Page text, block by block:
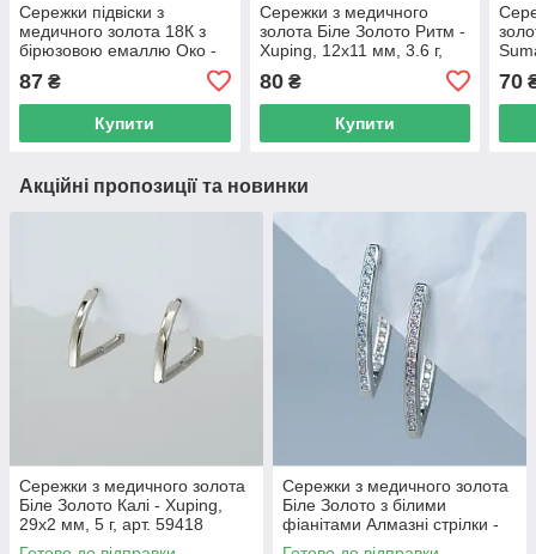
Сережки підвіски з
медичного золота 18К з
бірюзовою емаллю Око -
арт. 59063
87 ₴
Купити
Сережки з медичного
золота Біле Золото Ритм -
Xuping, 12х11 мм, 3.6 г,
80₴
Купити
70
Акційні пропозиції та новинки
Сережки з медичного золота
Біле Золото Калі - Xuping,
29х2 мм, 5 г, арт. 59418
Сережки з медичного золота
Біле Золото з білими
фіанітами Алмазні стрілки -
DGS, 31х3 мм, 4.1 г, арт. 1181